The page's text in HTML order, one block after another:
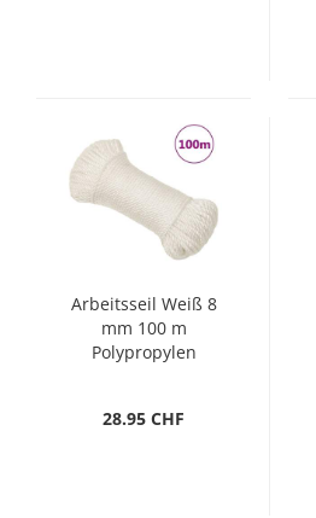
Arbeitsseil Weiß 8
mm 100 m
Polypropylen
28.95 CHF